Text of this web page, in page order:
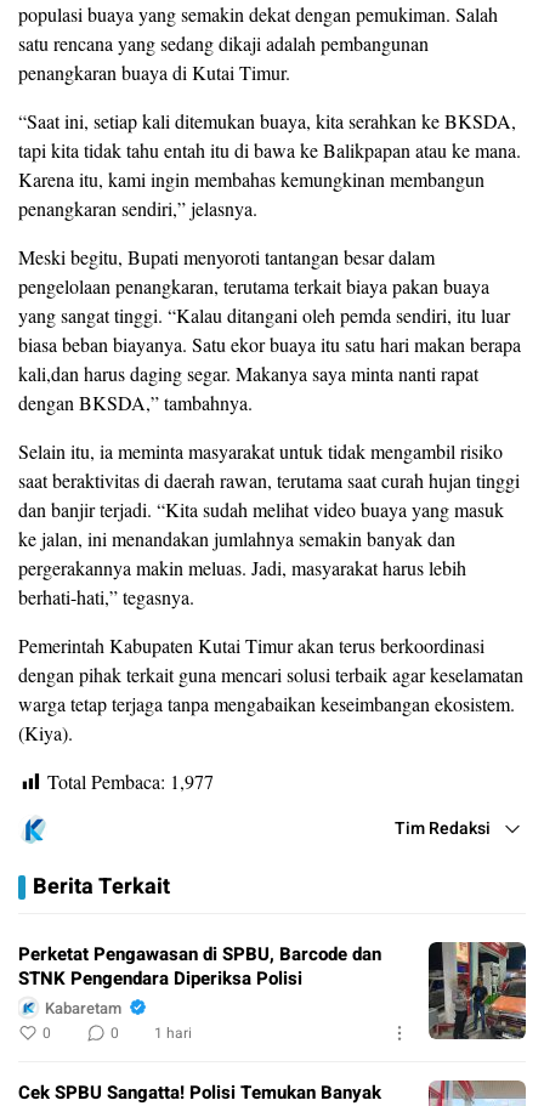
populasi buaya yang semakin dekat dengan pemukiman. Salah
satu rencana yang sedang dikaji adalah pembangunan
penangkaran buaya di Kutai Timur.
“Saat ini, setiap kali ditemukan buaya, kita serahkan ke BKSDA,
tapi kita tidak tahu entah itu di bawa ke Balikpapan atau ke mana.
Karena itu, kami ingin membahas kemungkinan membangun
penangkaran sendiri,” jelasnya.
Meski begitu, Bupati menyoroti tantangan besar dalam
pengelolaan penangkaran, terutama terkait biaya pakan buaya
yang sangat tinggi. “Kalau ditangani oleh pemda sendiri, itu luar
biasa beban biayanya. Satu ekor buaya itu satu hari makan berapa
kali,dan harus daging segar. Makanya saya minta nanti rapat
dengan BKSDA,” tambahnya.
Selain itu, ia meminta masyarakat untuk tidak mengambil risiko
saat beraktivitas di daerah rawan, terutama saat curah hujan tinggi
dan banjir terjadi. “Kita sudah melihat video buaya yang masuk
ke jalan, ini menandakan jumlahnya semakin banyak dan
pergerakannya makin meluas. Jadi, masyarakat harus lebih
berhati-hati,” tegasnya.
Pemerintah Kabupaten Kutai Timur akan terus berkoordinasi
dengan pihak terkait guna mencari solusi terbaik agar keselamatan
warga tetap terjaga tanpa mengabaikan keseimbangan ekosistem.
(Kiya).
Total Pembaca: 1,977
Tim Redaksi
Berita Terkait
Perketat Pengawasan di SPBU, Barcode dan
STNK Pengendara Diperiksa Polisi
Kabaretam
0 0 1 hari
Cek SPBU Sangatta! Polisi Temukan Banyak